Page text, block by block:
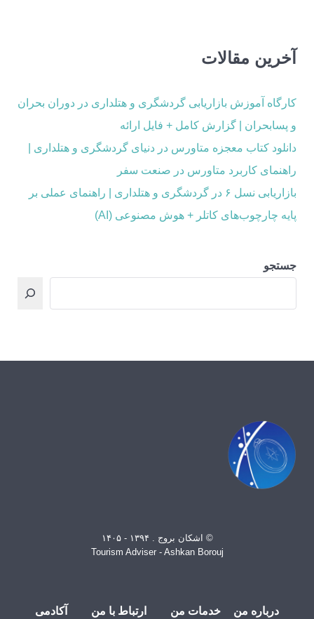
آخرین مقالات
کارگاه آموزش بازاریابی گردشگری و هتلداری در دوران بحران
و پسابحران | گزارش کامل + فایل ارائه
دانلود کتاب معجزه متاورس در دنیای گردشگری و هتلداری |
راهنمای کاربرد متاورس در صنعت سفر
بازاریابی نسل ۶ در گردشگری و هتلداری | راهنمای عملی بر
پایه چارچوب‌های کاتلر + هوش مصنوعی (AI)
جستجو
© اشکان بروج . ۱۳۹۴ - ۱۴۰۵
Tourism Adviser - Ashkan Borouj
درباره من خدمات من ارتباط با من آکادمی